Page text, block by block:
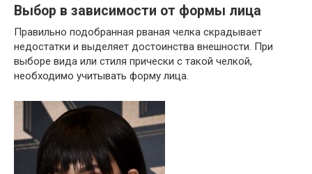
Выбор в зависимости от формы лица
Правильно подобранная рваная челка скрадывает
недостатки и выделяет достоинства внешности. При
выборе вида или стиля прически с такой челкой,
необходимо учитывать форму лица.